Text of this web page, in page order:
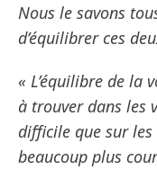
Nous le savons
d’équilibrer ces
« L’équilibre de la
à trouver dans les
difficile que sur
beaucoup plus